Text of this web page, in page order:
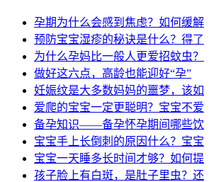
孕期为什么会感到焦虑？如何缓解
预防宝宝湿疹的秘诀是什么？得了
为什么孕妈比一般人更爱招蚊虫？
做好这六点，高龄也能迎好“孕”
妊娠纹是大多数妈妈的噩梦，该如
爱爬的宝宝一定更聪明？宝宝不爱
备孕知识——备孕怀孕期间哪些饮
宝宝手上长倒刺的原因什么？宝宝
宝宝一天睡多长时间才够？如何提
孩子脸上有白斑，是肚子里虫？还